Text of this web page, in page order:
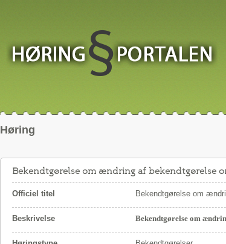
Høring
Bekendtgørelse om ændring af bekendtgørelse
Officiel titel Bekendtgørelse om
Beskrivelse Bekendtgørelse om